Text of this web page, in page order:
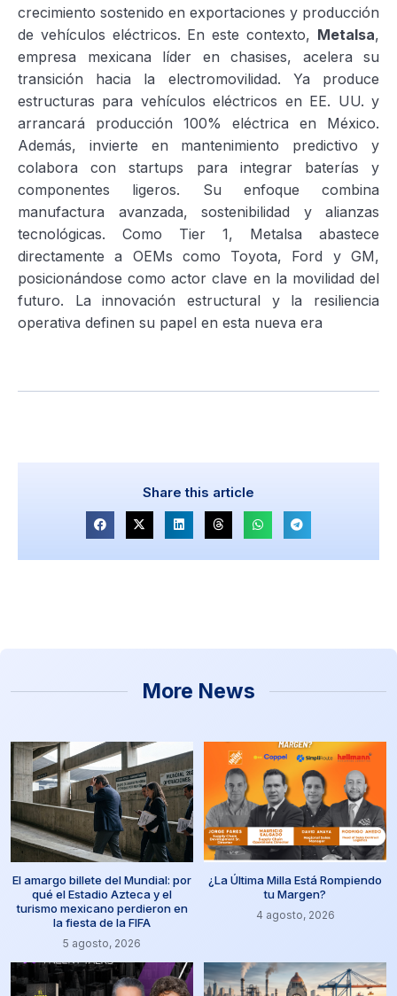
crecimiento sostenido en exportaciones y producción
de vehículos eléctricos. En este contexto, Metalsa,
empresa mexicana líder en chasises, acelera su
transición hacia la electromovilidad. Ya produce
estructuras para vehículos eléctricos en EE. UU. y
arrancará producción 100% eléctrica en México.
Además, invierte en mantenimiento predictivo y
colabora con startups para integrar baterías y
componentes ligeros. Su enfoque combina
manufactura avanzada, sostenibilidad y alianzas
tecnológicas. Como Tier 1, Metalsa abastece
directamente a OEMs como Toyota, Ford y GM,
posicionándose como actor clave en la movilidad del
futuro. La innovación estructural y la resiliencia
operativa definen su papel en esta nueva era
Share this article
More News
El amargo billete del Mundial: por
qué el Estadio Azteca y el
turismo mexicano perdieron en
la fiesta de la FIFA
5 agosto, 2026
¿La Última Milla Está Rompiendo
tu Margen?
4 agosto, 2026